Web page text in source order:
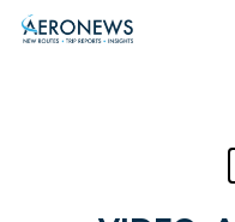
Hit enter to